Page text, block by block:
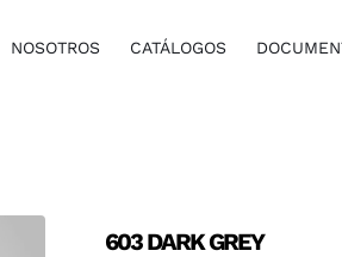
NOSOTROS CATÁLOGOS
603 DARK GREY